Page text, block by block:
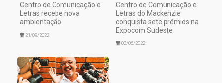
Centro de Comunicação e
Letras recebe nova
ambientação
21/09/2022
Centro de Comunicação e
Letras do Mackenzie
conquista sete prêmios na
Expocom Sudeste
03/06/2022